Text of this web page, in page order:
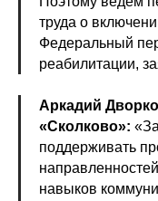
труда о
Федеральный
реабилитации,
Аркадий
«Сколково»:
поддерживать
навыков